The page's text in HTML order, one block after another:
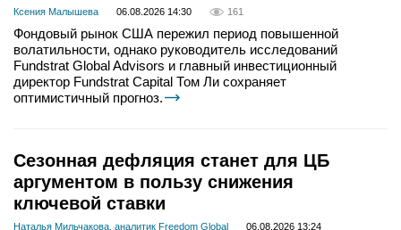
Ксения Малышева 06.08.2026 14:30 161
Фондовый рынок США пережил период повышенной
волатильности, однако руководитель исследований
Fundstrat Global Advisors и главный инвестиционный
директор Fundstrat Capital Том Ли сохраняет
оптимистичный прогноз.
Сезонная дефляция станет для ЦБ
аргументом в пользу снижения
ключевой ставки
Наталья Мильчакова, аналитик Freedom Global
06.08.2026 13:24